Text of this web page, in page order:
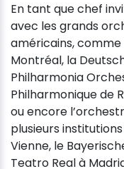
En tant que chef
avec les grands
américains,
Montréal, la
Philharmonia
Philharmonique de
ou encore
plusieurs
Vienne, le
Teatro Real à